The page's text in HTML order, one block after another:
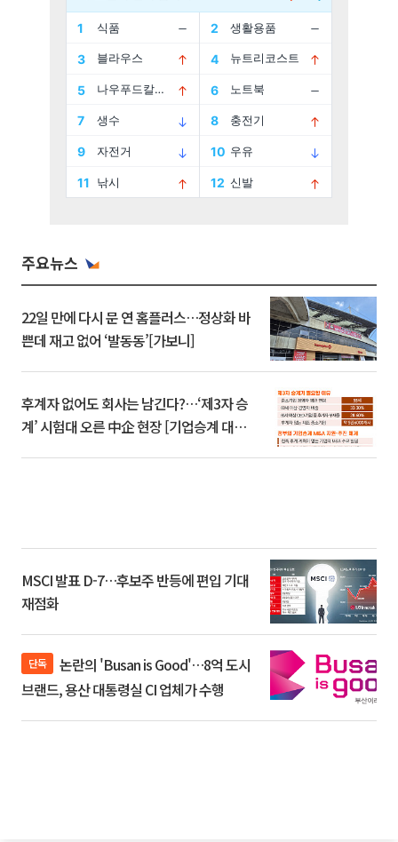
주요뉴스
22일 만에 다시 문 연 홈플러스…정상화 바
쁜데 재고 없어 ‘발동동’[가보니]
후계자 없어도 회사는 남긴다?…‘제3자 승
계’ 시험대 오른 中企 현장 [기업승계 대전
MSCI 발표 D-7…후보주 반등에 편입 기대
재점화
단독
브랜드, 용산 대통령실 CI 업체가 수행